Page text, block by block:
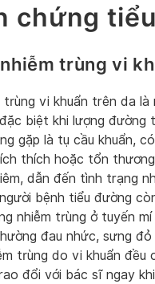
chứng
trùng vi
trùng vi khuẩn trên da
biệt khi lượng
gặp là tụ cầu khuẩn,
thích hoặc tổn
dẫn đến tình trạng
bệnh tiểu đường
nhiễm trùng ở tuyến
đau nhức, sưng
trùng do vi khuẩn
đổi với bác sĩ ngay